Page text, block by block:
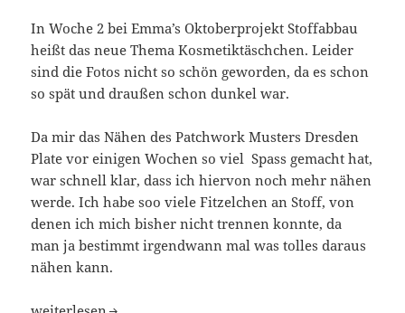
In Woche 2 bei Emma’s Oktoberprojekt Stoffabbau
heißt das neue Thema Kosmetiktäschchen. Leider
sind die Fotos nicht so schön geworden, da es schon
so spät und draußen schon dunkel war.
Da mir das Nähen des Patchwork Musters Dresden
Plate vor einigen Wochen so viel Spass gemacht hat,
war schnell klar, dass ich hiervon noch mehr nähen
werde. Ich habe soo viele Fitzelchen an Stoff, von
denen ich mich bisher nicht trennen konnte, da
man ja bestimmt irgendwann mal was tolles daraus
nähen kann.